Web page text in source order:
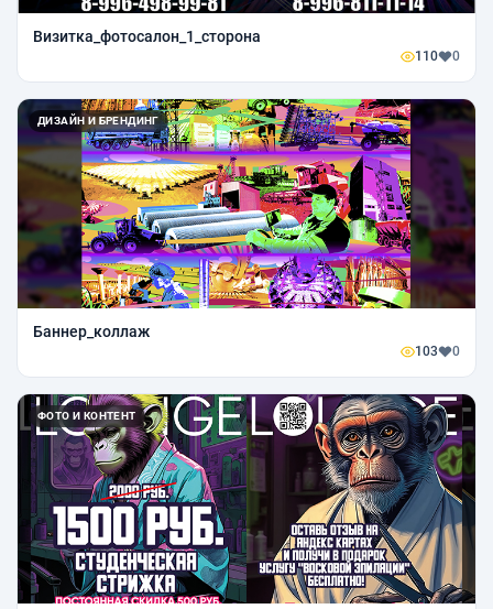
Визитка_фотосалон_1_сторона
110 0
ДИЗАЙН И БРЕНДИНГ
Баннер_коллаж
103 0
ФОТО И КОНТЕНТ